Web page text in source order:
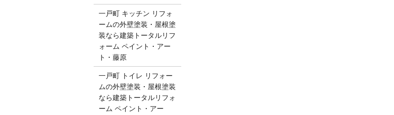
一戸町 キッチン リフォ
ームの外壁塗装・屋根塗
装なら建築トータルリフ
ォーム ペイント・アー
ト・藤原
一戸町 トイレ リフォー
ムの外壁塗装・屋根塗装
なら建築トータルリフォ
ーム ペイント・アー